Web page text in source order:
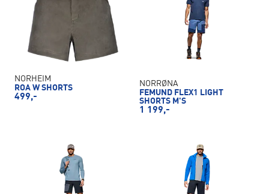
NORHEIM
ROA W SHORTS
499,-
NORRØNA
FEMUND FLEX1 LIGHT
SHORTS M'S
1 199,-